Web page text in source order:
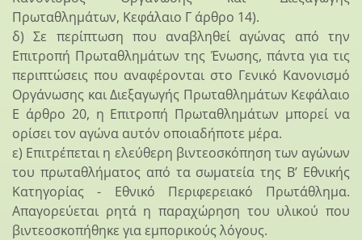
Πρωταθλημάτων, Κεφάλαιο Γ άρθρο 14).
δ) Σε περίπτωση που αναβληθεί αγώνας από την
Επιτροπή Πρωταθλημάτων της Ένωσης, πάντα για τις
περιπτώσεις που αναφέρονται στο Γενικό Κανονισμό
Οργάνωσης και Διεξαγωγής Πρωταθλημάτων Κεφάλαιο
Ε άρθρο 20, η Επιτροπή Πρωταθλημάτων μπορεί να
ορίσει τον αγώνα αυτόν οποιαδήποτε μέρα.
ε) Επιτρέπεται η ελεύθερη βιντεοσκόπηση των αγώνων
του πρωταθλήματος από τα σωματεία της Β’ Εθνικής
Κατηγορίας - Εθνικό Περιφερειακό Πρωτάθλημα.
Απαγορεύεται ρητά η παραχώρηση του υλικού που
βιντεοσκοπήθηκε για εμπορικούς λόγους.